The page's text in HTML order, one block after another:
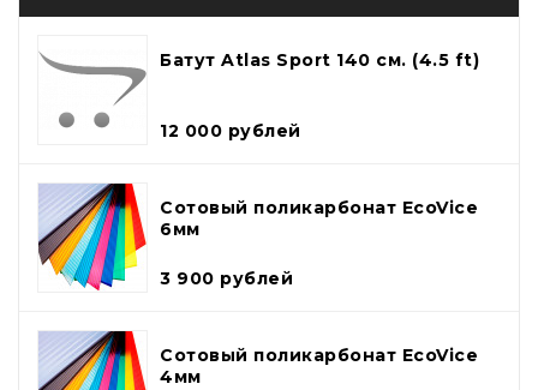
Батут Atlas Sport 140 см. (4.5 ft)
12 000 рублей
Сотовый поликарбонат EcoVice
6мм
3 900 рублей
Сотовый поликарбонат EcoVice
4мм